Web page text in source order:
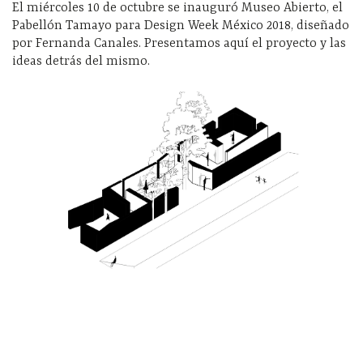
El miércoles 10 de octubre se inauguró Museo Abierto, el
Pabellón Tamayo para Design Week México 2018, diseñado
por Fernanda Canales. Presentamos aquí el proyecto y las
ideas detrás del mismo.